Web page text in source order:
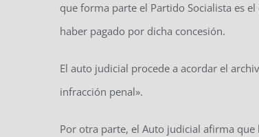
que forma parte el Partido Socialista es
haber pagado por dicha concesión.
El auto judicial procede a acordar el
infracción penal».
Por otra parte, el Auto judicial afirma que